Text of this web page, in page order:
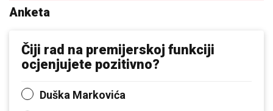
Anketa
Čiji rad na premijerskoj funkciji
ocjenjujete pozitivno?
Duška Markovića